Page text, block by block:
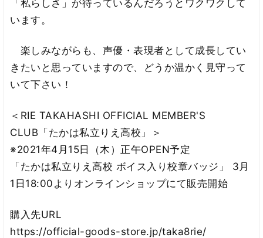
「私らしさ」が待っているんだろうとワクワクして
います。
楽しみながらも、声優・表現者として成長してい
きたいと思っていますので、どうか温かく見守って
いて下さい！
＜RIE TAKAHASHI OFFICIAL MEMBER'S
CLUB「たかは私立りえ高校」＞
※2021年4月15日（木）正午OPEN予定
「たかは私立りえ高校 ボイス入り校章バッジ」 3月
1日18:00よりオンラインショップにて販売開始
購入先URL
https://official-goods-store.jp/taka8rie/